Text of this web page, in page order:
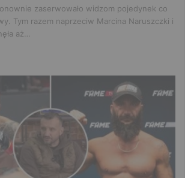
zaserwowało widzom pojedynek co
Tym razem naprzeciw Marcina Naruszczki i
aż…